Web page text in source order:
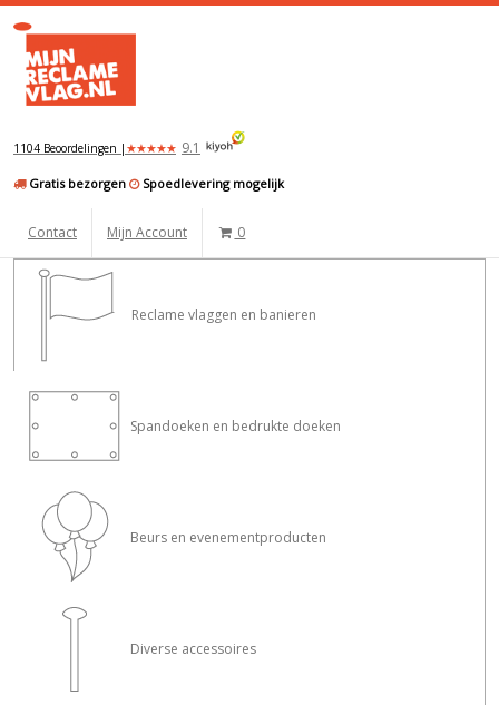
1104 Beoordelingen | ★★★★★ 9.1
Gratis bezorgen Spoedlevering mogelijk
Contact Mijn Account 0
Reclame vlaggen en banieren
Spandoeken en bedrukte doeken
Beurs en evenementproducten
Diverse accessoires